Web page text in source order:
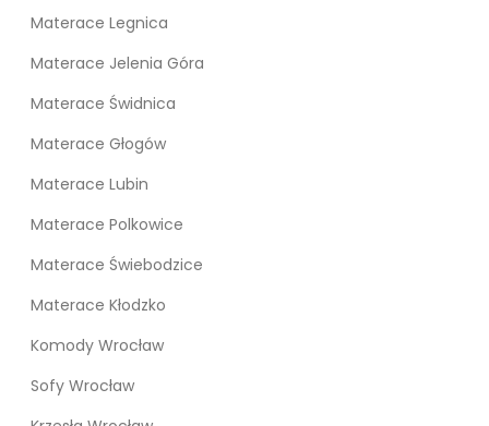
Materace Legnica
Materace Jelenia Góra
Materace Świdnica
Materace Głogów
Materace Lubin
Materace Polkowice
Materace Świebodzice
Materace Kłodzko
Komody Wrocław
Sofy Wrocław